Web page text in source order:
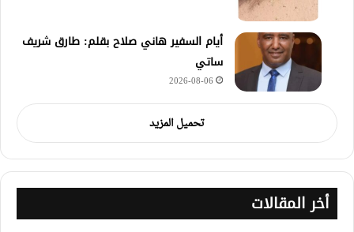
أيام السفير هاني صلاح بقلم: طارق شريف
ساتي
2026-08-06
تحميل المزيد
أخر المقالات